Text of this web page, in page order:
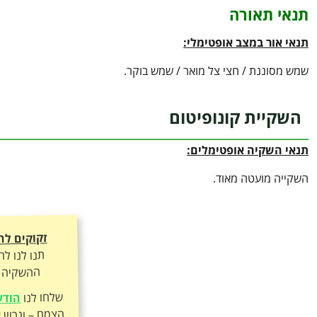
תנאי תאורה
תנאי אור במצב אופטימלי:
שמש מסוננת / חצי צל מואר / שמש בוקר.
השקיית קונופיטום
תנאי השקיה אופטימלים:
השקייה מועטה מאוד.
זקוקים
תנו לנו
ההשקיה
שלחו לנו